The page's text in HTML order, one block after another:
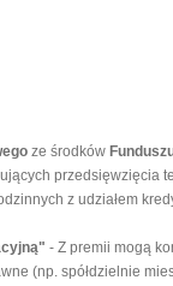
ze środków
przedsięwzięcia
z udziałem
- Z premii mogą
(np. spółdzielnie